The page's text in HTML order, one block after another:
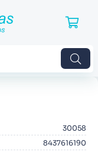
30058
8437616190